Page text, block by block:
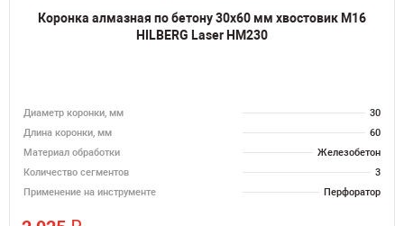
Коронка алмазная по бетону 30х60 мм хвостовик M16
HILBERG Laser HM230
Диаметр коронки, мм
30
Длина коронки, мм
60
Материал обработки
Железобетон
Количество сегментов
3
Применение на инструменте
Перфоратор